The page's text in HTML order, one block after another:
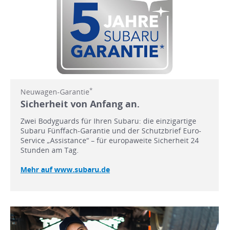
Neuwagen-Garantie*
Sicherheit von Anfang an.
Zwei Bodyguards für Ihren Subaru: die einzigartige
Subaru Fünffach-Garantie und der Schutzbrief Euro-
Service „Assistance“ – für europaweite Sicherheit 24
Stunden am Tag.
Mehr auf www.subaru.de